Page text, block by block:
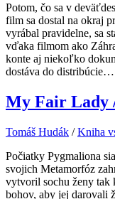
Potom, čo sa v
film sa dostal na okraj
vyrábal pravidelne, sa
vďaka filmom ako
konte aj niekoľko
dostáva do distribúcie…
My Fair Lady
Tomáš Hudák /Kniha
Počiatky Pygmaliona
svojich Metamorfóz
vytvoril sochu ženy tak
bohov, aby jej darovali